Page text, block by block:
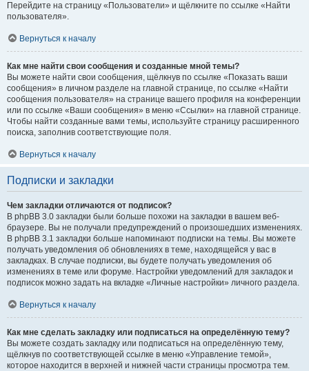
Перейдите на страницу «Пользователи» и щёлкните по ссылке «Найти
пользователя».
Вернуться к началу
Как мне найти свои сообщения и созданные мной темы?
Вы можете найти свои сообщения, щёлкнув по ссылке «Показать ваши
сообщения» в личном разделе на главной странице, по ссылке «Найти
сообщения пользователя» на странице вашего профиля на конференции
или по ссылке «Ваши сообщения» в меню «Ссылки» на главной странице.
Чтобы найти созданные вами темы, используйте страницу расширенного
поиска, заполнив соответствующие поля.
Вернуться к началу
Подписки и закладки
Чем закладки отличаются от подписок?
В phpBB 3.0 закладки были больше похожи на закладки в вашем веб-
браузере. Вы не получали предупреждений о произошедших изменениях.
В phpBB 3.1 закладки больше напоминают подписки на темы. Вы можете
получать уведомления об обновлениях в теме, находящейся у вас в
закладках. В случае подписки, вы будете получать уведомления об
изменениях в теме или форуме. Настройки уведомлений для закладок и
подписок можно задать на вкладке «Личные настройки» личного раздела.
Вернуться к началу
Как мне сделать закладку или подписаться на определённую тему?
Вы можете создать закладку или подписаться на определённую тему,
щёлкнув по соответствующей ссылке в меню «Управление темой»,
которое находится в верхней и нижней части страницы просмотра тем.